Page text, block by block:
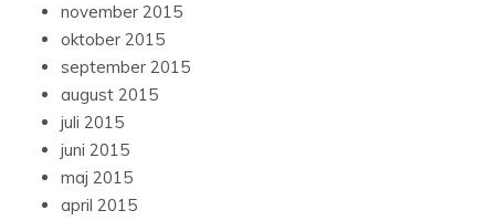
november 2015
oktober 2015
september 2015
august 2015
juli 2015
juni 2015
maj 2015
april 2015